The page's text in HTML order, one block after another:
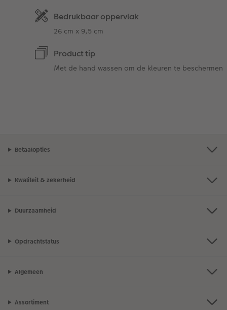
Bedrukbaar oppervlak
26 cm x 9,5 cm
Product tip
Met de hand wassen om de kleuren te beschermen
Betaalopties
Kwaliteit & zekerheid
Duurzaamheid
Opdrachtstatus
Algemeen
Assortiment